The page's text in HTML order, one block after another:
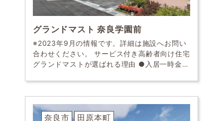
グランドマスト 奈良学園前
※2023年9月の情報です。詳細は施設へお問い
合わせください。 サービス付き高齢者向け住宅
グランドマストが選ばれる理由 ●入居一時金・
ご自宅を残しながら夏の暑い時期や冬の寒い
[…]
奈良市 田原本町